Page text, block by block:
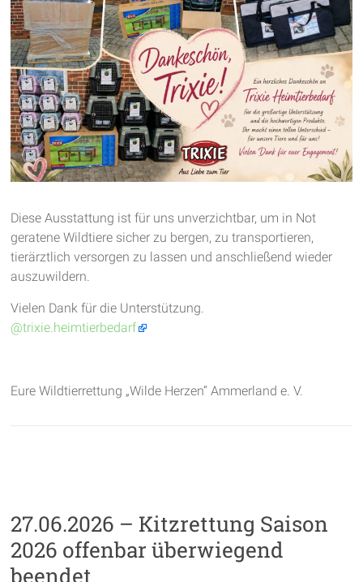
Diese Ausstattung ist für uns unverzichtbar, um in Not
geratene Wildtiere sicher zu bergen, zu transportieren,
tierärztlich versorgen zu lassen und anschließend wieder
auszuwildern.
Vielen Dank für die Unterstützung.
@trixie.heimtierbedarf
Eure Wildtierrettung „Wilde Herzen“ Ammerland e. V.
27.06.2026 – Kitzrettung Saison
2026 offenbar überwiegend
beendet